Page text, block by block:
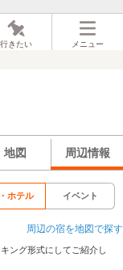
行きたい メニュー
地図 周辺情報
ホテル イベント
周辺の宿を地図で探す
ング形式にしてご紹介し